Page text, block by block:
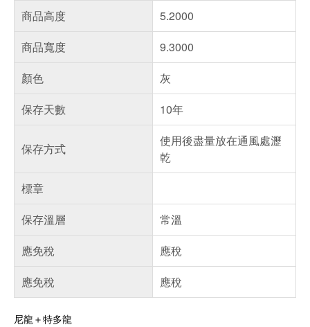
商品高度
5.2000
商品寬度
9.3000
顏色
灰
保存天數
10年
保存方式
使用後盡量放在通風處瀝
乾
標章
保存溫層
常溫
應免稅
應稅
應免稅
應稅
尼龍＋特多龍